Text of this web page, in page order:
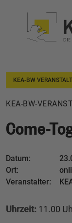
KEA-BW
KEA-BW-
Come-
Datum:
Ort:
Veranstalter:
Uhrzeit: 11.00